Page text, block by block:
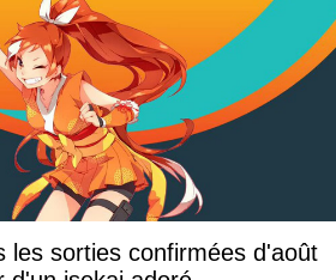
les sorties confirmées d'août